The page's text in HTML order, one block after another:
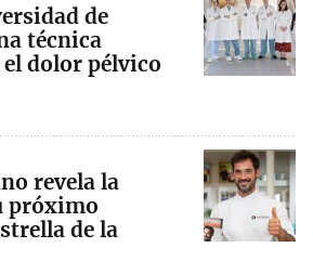
de
técnica
dolor pélvico
revela la
próximo
de la